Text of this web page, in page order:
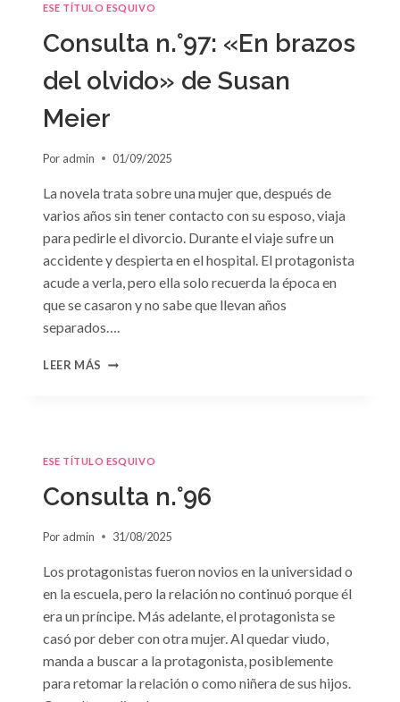
NEGOCIOS»
SARA
CRAVEN
ESE TÍTULO ESQUIVO
Consulta n.°97: «En brazos
del olvido» de Susan
Meier
Por admin 01/09/2025
La novela trata sobre una mujer que, después de
varios años sin tener contacto con su esposo, viaja
para pedirle el divorcio. Durante el viaje sufre un
accidente y despierta en el hospital. El protagonista
acude a verla, pero ella solo recuerda la época en
que se casaron y no sabe que llevan años
separados….
LEER MÁS CONSULTA
OLVIDO»
SUSAN
ESE TÍTULO ESQUIVO
Consulta n.°96
Por admin 31/08/2025
Los protagonistas fueron novios en la universidad o
en la escuela, pero la relación no continuó porque él
era un príncipe. Más adelante, el protagonista se
casó por deber con otra mujer. Al quedar viudo,
manda a buscar a la protagonista, posiblemente
para retomar la relación o como niñera de sus hijos.